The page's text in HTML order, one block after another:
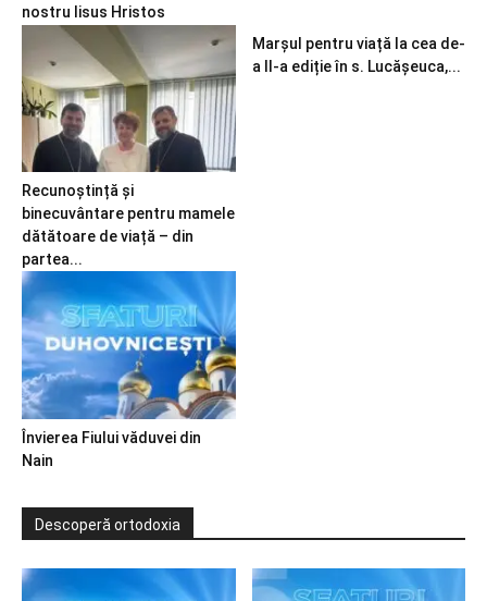
nostru Iisus Hristos
Recunoștință și
binecuvântare pentru mamele
dătătoare de viață – din
partea...
Marșul pentru viață la cea de-
a II-a ediție în s. Lucășeuca,...
Învierea Fiului văduvei din
Nain
Descoperă ortodoxia